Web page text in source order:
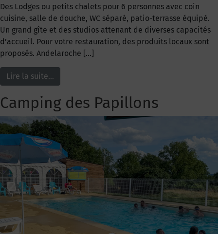
Des Lodges ou petits chalets pour 6 personnes avec coin
cuisine, salle de douche, WC séparé, patio-terrasse équipé.
Un grand gîte et des studios attenant de diverses capacités
d’accueil. Pour votre restauration, des produits locaux sont
proposés. Andelaroche […]
Lire la suite…
Camping des Papillons